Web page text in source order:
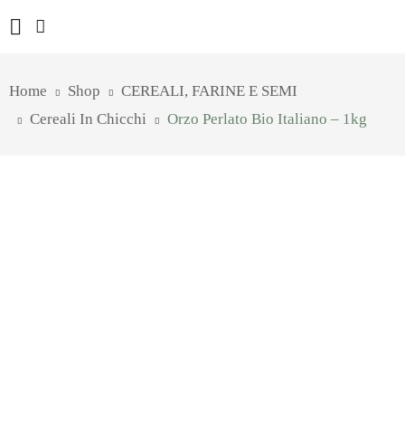
Home Shop
CEREALI, FARINE E SEMI
Cereali In Chicchi
Orzo Perlato Bio Italiano – 1kg